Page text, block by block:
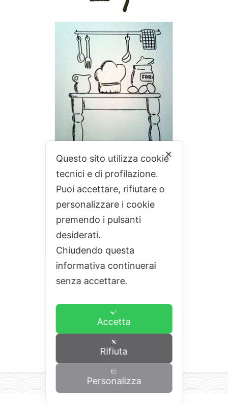
✕
Questo sito utilizza cookie
tecnici e di profilazione.
Puoi accettare, rifiutare o
personalizzare i cookie
premendo i pulsanti
desiderati.
Chiudendo questa
informativa continuerai
senza accettare.
Accetta
Rifiuta
Personalizza